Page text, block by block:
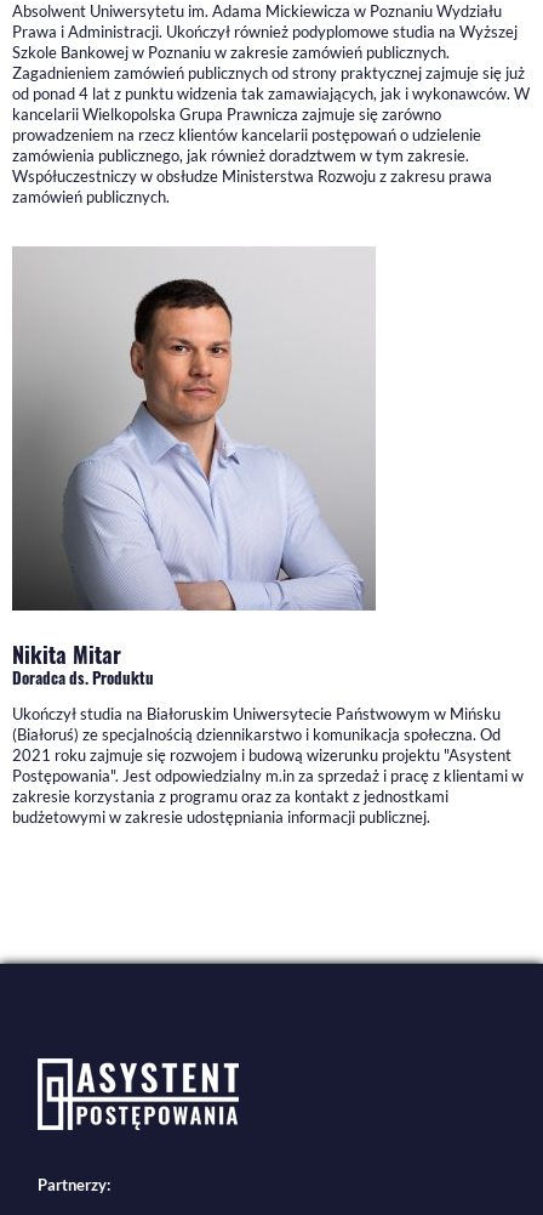
Absolwent Uniwersytetu im. Adama Mickiewicza w Poznaniu Wydziału
Prawa i Administracji. Ukończył również podyplomowe studia na Wyższej
Szkole Bankowej w Poznaniu w zakresie zamówień publicznych.
Zagadnieniem zamówień publicznych od strony praktycznej zajmuje się już
od ponad 4 lat z punktu widzenia tak zamawiających, jak i wykonawców. W
kancelarii Wielkopolska Grupa Prawnicza zajmuje się zarówno
prowadzeniem na rzecz klientów kancelarii postępowań o udzielenie
zamówienia publicznego, jak również doradztwem w tym zakresie.
Współuczestniczy w obsłudze Ministerstwa Rozwoju z zakresu prawa
zamówień publicznych.
Nikita Mitar
Doradca ds. Produktu
Ukończył studia na Białoruskim Uniwersytecie Państwowym w Mińsku
(Białoruś) ze specjalnością dziennikarstwo i komunikacja społeczna. Od
2021 roku zajmuje się rozwojem i budową wizerunku projektu "Asystent
Postępowania". Jest odpowiedzialny m.in za sprzedaż i pracę z klientami w
zakresie korzystania z programu oraz za kontakt z jednostkami
budżetowymi w zakresie udostępniania informacji publicznej.
Partnerzy: